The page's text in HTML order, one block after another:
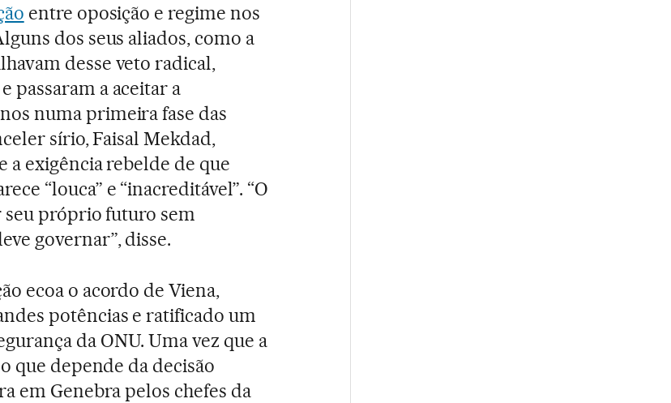
entre oposição e regime nos
dos seus aliados, como a
desse veto radical,
passaram a aceitar a
numa primeira fase das
sírio, Faisal Mekdad,
a exigência rebelde de que
“louca” e “inacreditável”. “O
próprio futuro sem
governar”, disse.
ecoa o acordo de Viena,
potências e ratificado um
da ONU. Uma vez que a
que depende da decisão
em Genebra pelos chefes da